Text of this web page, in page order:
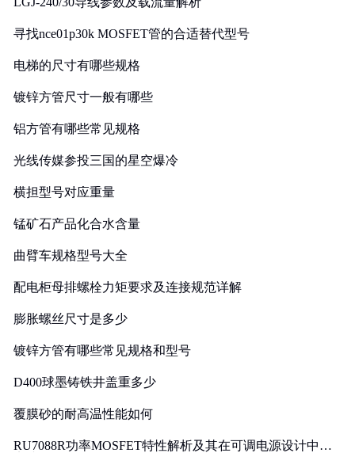
寻找nce01p30k MOSFET管的合适替代型号
电梯的尺寸有哪些规格
镀锌方管尺寸一般有哪些
铝方管有哪些常见规格
光线传媒参投三国的星空爆冷
横担型号对应重量
锰矿石产品化合水含量
曲臂车规格型号大全
配电柜母排螺栓力矩要求及连接规范详解
膨胀螺丝尺寸是多少
镀锌方管有哪些常见规格和型号
D400球墨铸铁井盖重多少
覆膜砂的耐高温性能如何
RU7088R功率MOSFET特性解析及其在可调电源设计中的